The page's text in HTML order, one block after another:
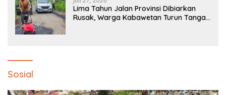
Lima Tahun Jalan Provinsi Dibiarkan
Rusak, Warga Kabawetan Turun Tangan
Sosial